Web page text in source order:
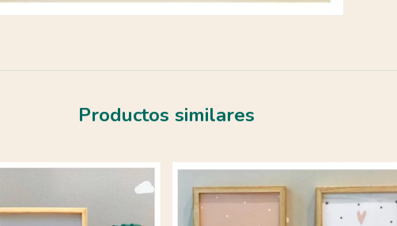
Productos similares